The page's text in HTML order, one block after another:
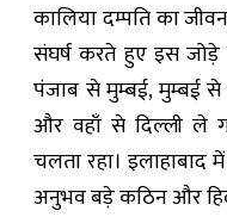
कालिया दम्पति का
संघर्ष करते हुए इस जोड़े
पंजाब से मुम्बई, मुम्बई से
और वहाँ से दिल्ली ले
चलता रहा। इलाहाबाद
अनुभव बड़े कठिन और